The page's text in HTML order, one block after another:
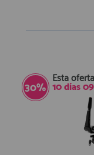
30%
Esta
10días09